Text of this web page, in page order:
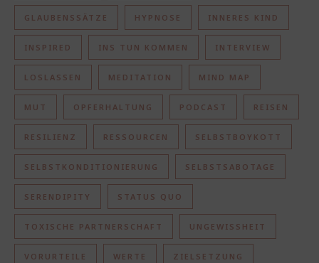
GLAUBENSSÄTZE HYPNOSE INNERES KIND
INSPIRED INS TUN KOMMEN INTERVIEW
LOSLASSEN MEDITATION MIND MAP
MUT OPFERHALTUNG PODCAST REISEN
RESILIENZ RESSOURCEN SELBSTBOYKOTT
SELBSTKONDITIONIERUNG SELBSTSABOTAGE
SERENDIPITY STATUS QUO
TOXISCHE PARTNERSCHAFT UNGEWISSHEIT
VORURTEILE WERTE ZIELSETZUNG